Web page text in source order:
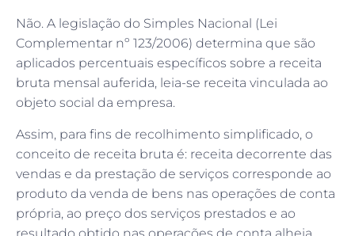
Não. A legislação do Simples Nacional (Lei
Complementar nº 123/2006) determina que são
aplicados percentuais específicos sobre a receita
bruta mensal auferida, leia-se receita vinculada ao
objeto social da empresa.
Assim, para fins de recolhimento simplificado, o
conceito de receita bruta é: receita decorrente das
vendas e da prestação de serviços corresponde ao
produto da venda de bens nas operações de conta
própria, ao preço dos serviços prestados e ao
resultado obtido nas operações de conta alheia,